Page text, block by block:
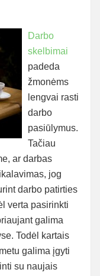
Darbo
skelbimai
padeda
žmonėms
lengvai rasti
darbo
pasiūlymus.
Tačiau
ar darbas
jog
darbo patirties
verta pasirinkti
galima
Todėl kartais
galima įgyti
su naujais